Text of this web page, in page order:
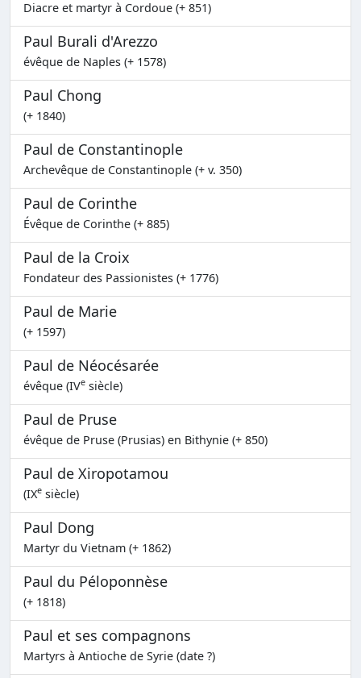
Diacre et martyr à Cordoue (+ 851)
Paul Burali d'Arezzo
évêque de Naples (+ 1578)
Paul Chong
(+ 1840)
Paul de Constantinople
Archevêque de Constantinople (+ v. 350)
Paul de Corinthe
Évêque de Corinthe (+ 885)
Paul de la Croix
Fondateur des Passionistes (+ 1776)
Paul de Marie
(+ 1597)
Paul de Néocésarée
évêque (IVe siècle)
Paul de Pruse
évêque de Pruse (Prusias) en Bithynie (+ 850)
Paul de Xiropotamou
(IXe siècle)
Paul Dong
Martyr du Vietnam (+ 1862)
Paul du Péloponnèse
(+ 1818)
Paul et ses compagnons
Martyrs à Antioche de Syrie (date ?)